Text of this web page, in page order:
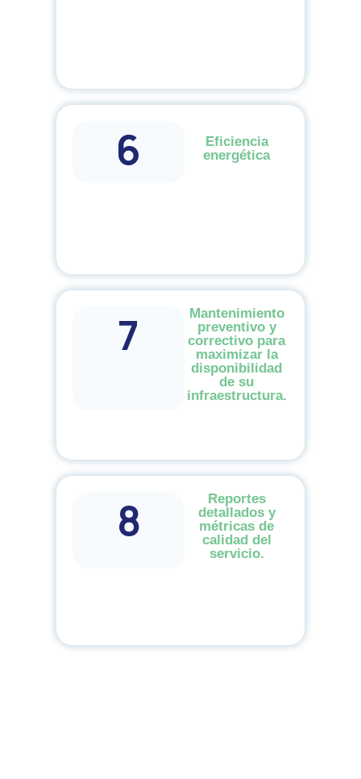
6
Eficiencia
energética
7
Mantenimiento
preventivo y
correctivo para
maximizar la
disponibilidad
de su
infraestructura.
8
Reportes
detallados y
métricas de
calidad del
servicio.